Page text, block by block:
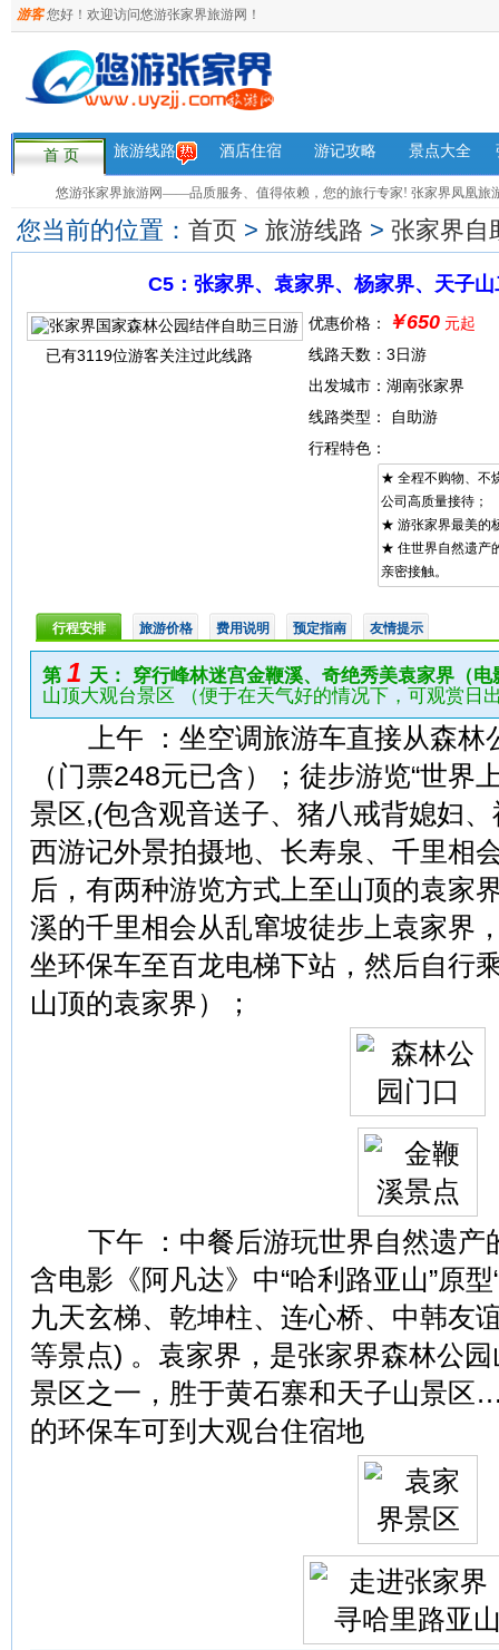
游客您好！欢迎访问悠游张家界旅游网！
首 页
悠游张家界旅游网——品质服务、值得依赖，您的旅行专家! 张家界凤凰旅
旅游线路 酒店住宿 游记攻略 景点大全
您当前的位置： 首页 > 旅游线路 > 张家界自
C5：张家界、袁家界、杨家界、天子
已有3119位游客关注过此线路
优惠价格： ￥650 元起
线路天数：3日游
出发城市：湖南张家界
线路类型： 自助游
行程特色：
★ 全程不购物、不
公司高质量接待；
★ 游张家界最美的
★ 住世界自然遗产
亲密接触。
行程安排 旅游价格 费用说明 预定指南 友情提示
第 1 天： 穿行峰林迷宫金鞭溪、奇绝秀美袁家界（
山顶大观台景区 （便于在天气好的情况下，可观赏日
上午 ：坐空调旅游车直接从森林
（门票248元已含）；徒步游览“世界
景区,(包含观音送子、猪八戒背媳妇
西游记外景拍摄地、长寿泉、千里相
后，有两种游览方式上至山顶的袁家
溪的千里相会从乱窜坡徒步上袁家界
坐环保车至百龙电梯下站，然后自行
山顶的袁家界）；
下午 ：中餐后游玩世界自然遗产
含电影《阿凡达》中“哈利路亚山”原
九天玄梯、乾坤柱、连心桥、中韩友
等景点) 。袁家界，是张家界森林公
景区之一，胜于黄石寨和天子山景区
的环保车可到大观台住宿地